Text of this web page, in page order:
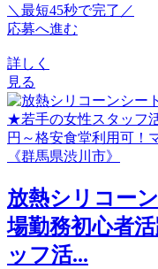
＼最短45秒で完了／
応募へ進む
詳しく
見る
放熱シリコー
場勤務初心者
ッフ活...